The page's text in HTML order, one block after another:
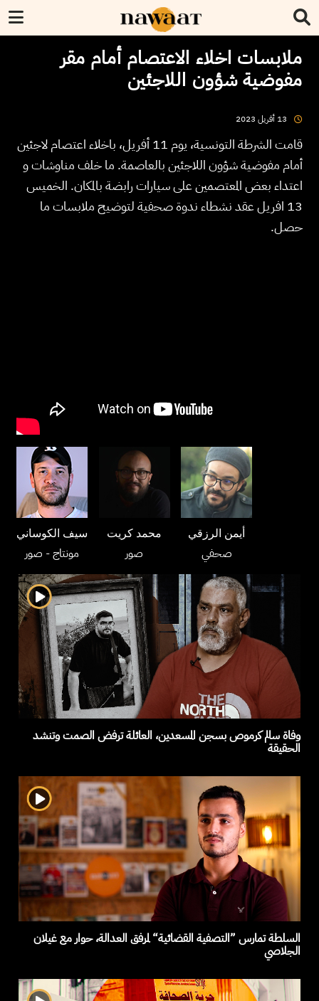
ملابسات اخلاء الاعتصام أمام مقر
مفوضية شؤون اللاجئين
13 أفريل 2023
قامت الشرطة التونسية، يوم 11 أفريل، باخلاء اعتصام لاجئين
أمام مفوضية شؤون اللاجئين بالعاصمة. ما خلف مناوشات و
اعتداء بعض المعتصمين على سيارات رابضة بالمكان. الخميس
13 افريل عقد نشطاء ندوة صحفية لتوضيح ملابسات ما
حصل.
سيف الكوساني
مونتاج- صور
محمد كريت
صور
أيمن الرزقي
صحفي
وفاة سالم كرموص بسجن المسعدين، العائلة ترفض الصمت وتنشد
الحقيقة
السلطة تمارس ”التصفية القضائية“ لمرفق العدالة، حوار مع غيلان
الجلاصي